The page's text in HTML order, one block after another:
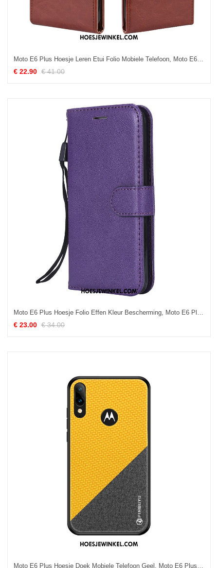
Moto E6 Plus Hoesje Leren Etui Folio Mobiele Telefoon, Moto E6 Plus Hoesje Bescherming Hoes Braun
€ 22.90 € 41.00
Moto E6 Plus Hoesje Folio Effen Kleur Bescherming, Moto E6 Plus Hoesje Zacht All Inclusive
€ 23.00 € 34.00
Moto E6 Plus Hoesje Doek Mobiele Telefoon Geel, Moto E6 Plus Hoesje All Inclusive Anti-fall